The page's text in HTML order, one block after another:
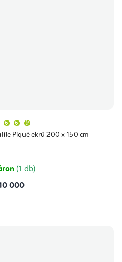
Piqué ekrü 200 x 150 cm
átlagos
értékelése
csillag.
(1 db)
000